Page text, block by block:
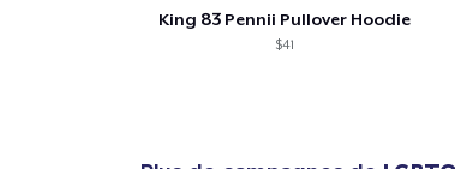
King 83 Pennii Pullover Hoodie
$41